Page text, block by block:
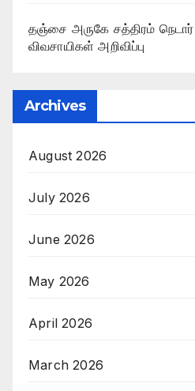
தஞ்சை அருகே சத்திரம்
விவசாயிகள் அறிவிப்பு
Archives
August 2026
July 2026
June 2026
May 2026
April 2026
March 2026